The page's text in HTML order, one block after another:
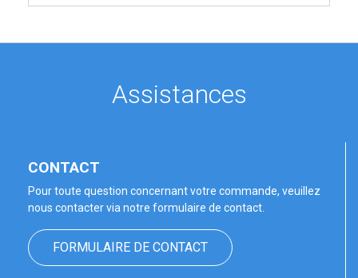
Assistances
CONTACT
Pour toute question concernant votre commande, veuillez
nous contacter via notre formulaire de contact.
FORMULAIRE DE CONTACT